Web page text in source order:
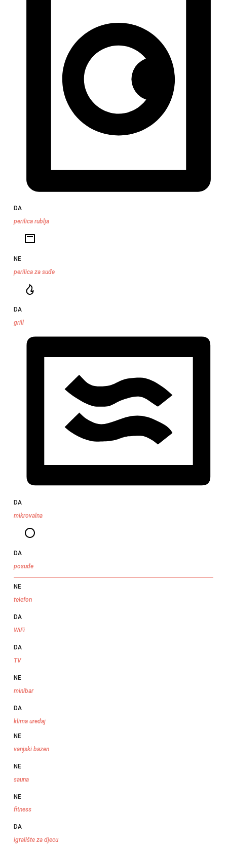
DA
perilica rublja
NE
perilica za suđe
DA
grill
DA
mikrovalna
DA
posuđe
NE
telefon
DA
WiFi
DA
TV
NE
minibar
DA
klima uređaj
NE
vanjski bazen
NE
sauna
NE
fitness
DA
igralište za djecu